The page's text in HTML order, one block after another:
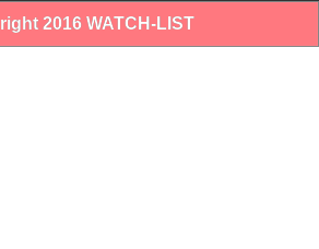
2016 WATCH-LIST